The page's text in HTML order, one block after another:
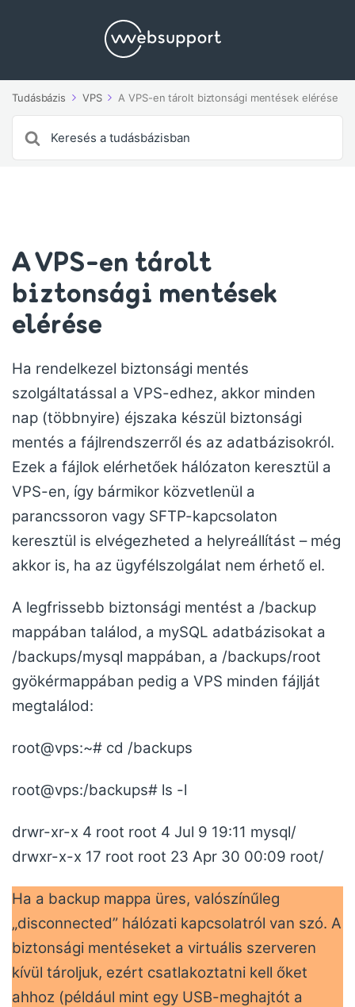
Tudásbázis VPS A VPS-en tárolt biztonsági mentések elérése
For
A VPS-en tárolt
biztonsági mentések
elérése
Ha rendelkezel biztonsági mentés
szolgáltatással a VPS-edhez, akkor minden
nap (többnyire) éjszaka készül biztonsági
mentés a fájlrendszerről és az adatbázisokról.
Ezek a fájlok elérhetőek hálózaton keresztül a
VPS-en, így bármikor közvetlenül a
parancssoron vagy SFTP-kapcsolaton
keresztül is elvégezheted a helyreállítást – még
akkor is, ha az ügyfélszolgálat nem érhető el.
A legfrissebb biztonsági mentést a /backup
mappában találod, a mySQL adatbázisokat a
/backups/mysql mappában, a /backups/root
gyökérmappában pedig a VPS minden fájlját
megtalálod:
root@vps:~# cd /backups
root@vps:/backups# ls -l
drwr-xr-x 4 root root 4 Jul 9 19:11 mysql/
drwxr-x-x 17 root root 23 Apr 30 00:09 root/
Ha a backup mappa üres, valószínűleg
„disconnected” hálózati kapcsolatról van szó. A
biztonsági mentéseket a virtuális szerveren
kívül tároljuk, ezért csatlakoztatni kell őket
ahhoz (például mint egy USB-meghajtót a